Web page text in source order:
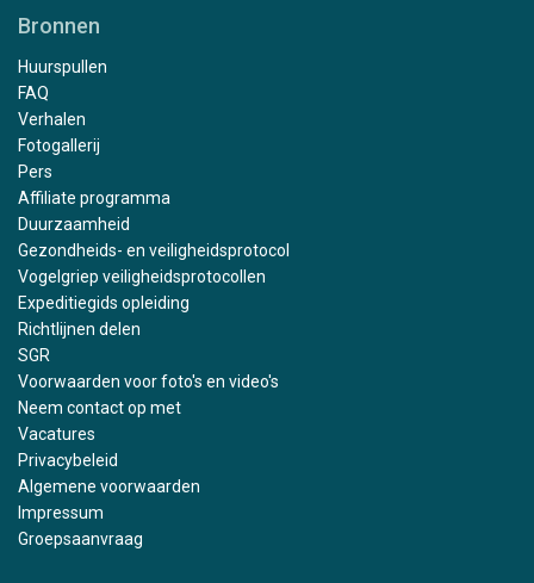
Bronnen
Huurspullen
FAQ
Verhalen
Fotogallerij
Pers
Affiliate programma
Duurzaamheid
Gezondheids- en veiligheidsprotocol
Vogelgriep veiligheidsprotocollen
Expeditiegids opleiding
Richtlijnen delen
SGR
Voorwaarden voor foto's en video's
Neem contact op met
Vacatures
Privacybeleid
Algemene voorwaarden
Impressum
Groepsaanvraag